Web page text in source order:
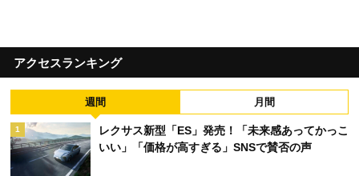
アクセスランキング
週間 月間
1
レクサス新型「ES」発売！「未来感あってかっこ
いい」「価格が高すぎる」SNSで賛否の声